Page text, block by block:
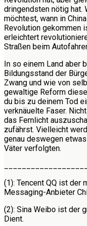
dringendsten nötig hat.
möchtest, wann in
Revolution gekommen
erleichtert
Straßen beim
In so einem Land aber
Bildungsstand der
Zwang und wie von
gewaltige Reform
du bis zu deinem Tod
verknäuelte Faser.
das Fernlicht
zufährst. Vielleicht
genau deswegen
Väter verfolgten.
(1): Tencent QQ ist
Messaging-Anbieter
(2): Sina Weibo ist der
Dient.